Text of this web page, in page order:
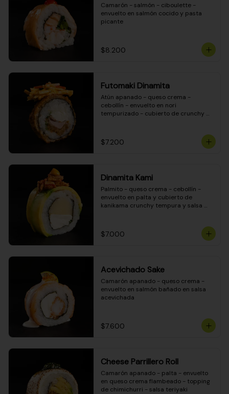
Camarón - salmón - ciboulette -
envuelto en salmón cocido y pasta
picante
$8.200
Futomaki Dinamita
Atún apanado - queso crema -
cebollín - envuelto en nori
tempurizado - cubierto de crunchy
$7.200
Dinamita Kami
Palmito - queso crema - cebollín -
envuelto en palta y cubierto de
kanikama crunchy tempura y salsa
$7.000
Acevichado Sake
Camarón apanado - queso crema -
envuelto en salmón bañado en salsa
acevichada
$7.600
Cheese Parrillero Roll
Camarón apanado - palta - envuelto
en queso crema flambeado - topping
de chimichurri - salsa teriyaki